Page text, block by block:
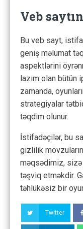
Veb
Bu veb sayt,
geniş məlumat
aspektlərini
lazım olan bütün
zamanda,
strategiyalar
təqdim olunur.
İstifadəçilər, bu
gizlilik
məqsədimiz,
təşviq etməkdir.
təhlükəsiz bir
Twitter